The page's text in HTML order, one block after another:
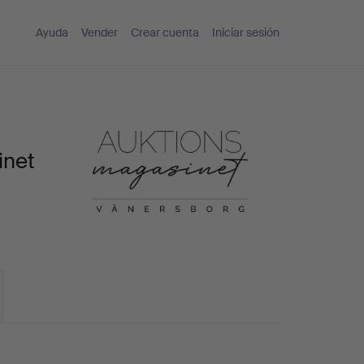
Ayuda Vender Crear cuenta Iniciar sesión